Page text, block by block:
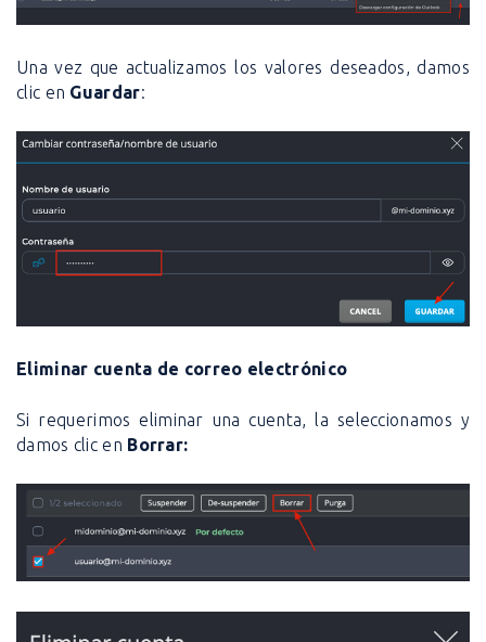
Una vez que actualizamos los valores deseados, damos
clic en Guardar:
Eliminar cuenta de correo electrónico
Si requerimos eliminar una cuenta, la seleccionamos y
damos clic en Borrar: